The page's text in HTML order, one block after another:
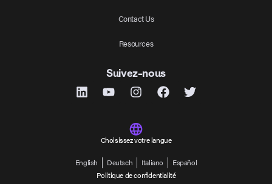
Contact Us
Resources
Suivez-nous
Choisissez votre langue
English Deutsch Italiano
Español
Politique de confidentialité